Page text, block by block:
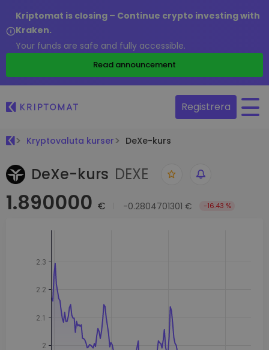
Kriptomat is closing – Continue crypto investing with
Kraken.
Your funds are safe and fully accessible.
Read announcement
Registrera
Kryptovaluta kurser DeXe-kurs
DeXe-kurs DEXE
1.890000 € -0.2804701301 € -16.43 %